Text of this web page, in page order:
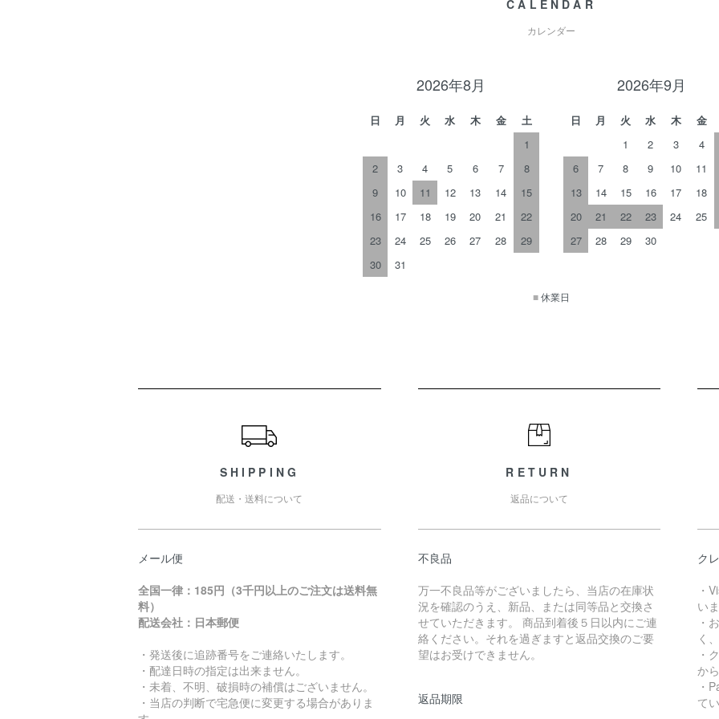
CALENDAR
カレンダー
2026年8月
日 月 火 水 木 金
土
1
2
3 4 5 6 7
8
9
10 11 12 13 14
15
16
17 18 19 20 21
22
23
24 25 26 27 28
29
30
31
2026年9月
日 月 火 水 木 金
1
2 3 4
6
7 8 9 10 11
13
14 15 16 17 18
20
21 22 23 24 25
27
28 29 30
■休業日
SHIPPING
配送・送料について
メール便
全国一律：185円（3千円以上のご注文は送料無
料）
配送会社：日本郵便
・発送後に追跡番号をご連絡いたします。
・配達日時の指定は出来ません。
・未着、不明、破損時の補償はございません。
・当店の判断で宅急便に変更する場合がありま
RETURN
返品について
不良品
万一不良品等がございましたら、当店の在庫状
況を確認のうえ、新品、または同等品と交換さ
せていただきます。 商品到着後５日以内にご連
絡ください。それを過ぎますと返品交換のご要
望はお受けできません。
返品期限
ク
・
い
・
く
・
か
・
て